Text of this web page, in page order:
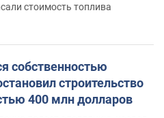
стоимость топлива
собственностью
строительство
400 млн долларов